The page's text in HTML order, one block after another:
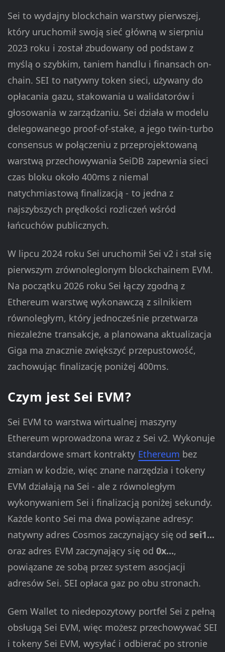
Sei to wydajny blockchain warstwy pierwszej,
który uruchomił swoją sieć główną w sierpniu
2023 roku i został zbudowany od podstaw z
myślą o szybkim, taniem handlu i finansach on-
chain. SEI to natywny token sieci, używany do
opłacania gazu, stakowania u walidatorów i
głosowania w zarządzaniu. Sei działa w modelu
delegowanego proof-of-stake, a jego twin-turbo
consensus w połączeniu z przeprojektowaną
warstwą przechowywania SeiDB zapewnia sieci
czas bloku około 400ms z niemal
natychmiastową finalizacją - to jedna z
najszybszych prędkości rozliczeń wśród
łańcuchów publicznych.
W lipcu 2024 roku Sei uruchomił Sei v2 i stał się
pierwszym zrównoleglonym blockchainem EVM.
Na początku 2026 roku Sei łączy zgodną z
Ethereum warstwę wykonawczą z silnikiem
równoległym, który jednocześnie przetwarza
niezależne transakcje, a planowana aktualizacja
Giga ma znacznie zwiększyć przepustowość,
zachowując finalizację poniżej 400ms.
Czym jest Sei EVM?
Sei EVM to warstwa wirtualnej maszyny
Ethereum wprowadzona wraz z Sei v2. Wykonuje
standardowe smart kontrakty Ethereum bez
zmian w kodzie, więc znane narzędzia i tokeny
EVM działają na Sei - ale z równoległym
wykonywaniem Sei i finalizacją poniżej sekundy.
Każde konto Sei ma dwa powiązane adresy:
natywny adres Cosmos zaczynający się od sei1...
oraz adres EVM zaczynający się od 0x...,
powiązane ze sobą przez system asocjacji
adresów Sei. SEI opłaca gaz po obu stronach.
Gem Wallet to niedepozytowy portfel Sei z pełną
obsługą Sei EVM, więc możesz przechowywać SEI
i tokeny Sei EVM, wysyłać i odbierać po stronie